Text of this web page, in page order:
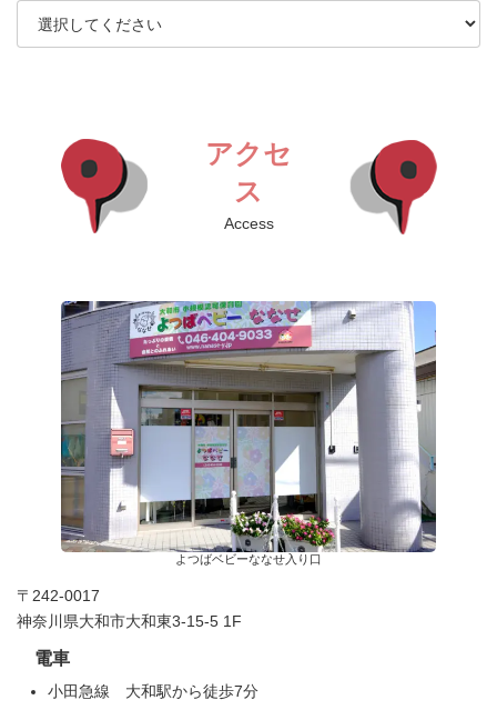
アクセ
ス
Access
よつばベビーななせ入り口
〒242-0017
神奈川県大和市大和東3-15-5 1F
電車
小田急線 大和駅から徒歩7分